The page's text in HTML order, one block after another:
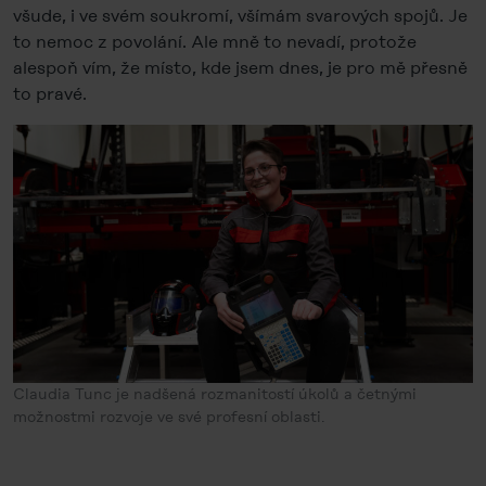
všude, i ve svém soukromí, všímám svarových spojů. Je
to nemoc z povolání. Ale mně to nevadí, protože
alespoň vím, že místo, kde jsem dnes, je pro mě přesně
to pravé.
Claudia Tunc je nadšená rozmanitostí úkolů a četnými
možnostmi rozvoje ve své profesní oblasti.